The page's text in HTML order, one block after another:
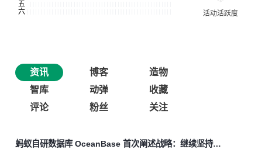
资讯 博客
造物
智库
动弹
收藏
评论
粉丝 关注
蚂蚁自研数据库 OceanBase 首次阐述战略：继续坚持自